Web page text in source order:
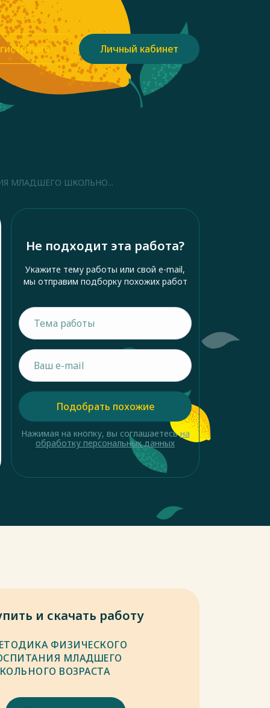
Личный кабинет
МЛАДШЕГО ШКОЛЬНО...
Не подходит эта работа?
Укажите тему работы или свой e-mail,
мы отправим подборку похожих работ
Подобрать похожие
Нажимая на кнопку, вы соглашаетесьна
обработку персональных данных
и скачать работу
ФИЗИЧЕСКОГО
МЛАДШЕГО
ВОЗРАСТА